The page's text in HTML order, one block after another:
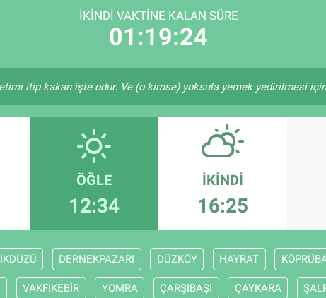
İKINDI VAKTINE KALAN SÜRE
01:19:24
itip kakan işte odur. Ve (o kimse) yoksula yemek yedirilmesi
ÖĞLE
12:34
İKINDI
16:25
DERNEKPAZARI DÜZKÖY HAYRAT
VAKFIKEBİR YOMRA ÇARŞIBAŞI ÇAYKARA